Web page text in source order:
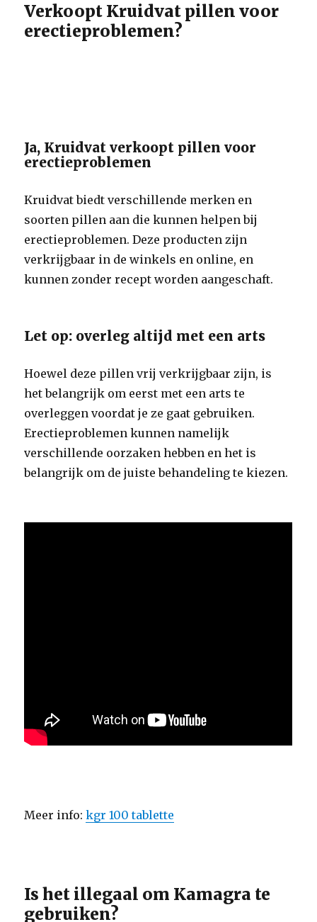
Verkoopt Kruidvat pillen voor
erectieproblemen?
Ja, Kruidvat verkoopt pillen voor
erectieproblemen
Kruidvat biedt verschillende merken en
soorten pillen aan die kunnen helpen bij
erectieproblemen. Deze producten zijn
verkrijgbaar in de winkels en online, en
kunnen zonder recept worden aangeschaft.
Let op: overleg altijd met een arts
Hoewel deze pillen vrij verkrijgbaar zijn, is
het belangrijk om eerst met een arts te
overleggen voordat je ze gaat gebruiken.
Erectieproblemen kunnen namelijk
verschillende oorzaken hebben en het is
belangrijk om de juiste behandeling te kiezen.
Meer info:kgr 100 tablette
Is het illegaal om Kamagra te
gebruiken?